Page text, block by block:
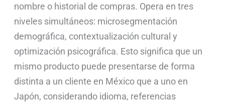
nombre o historial de compras. Opera en tres
niveles simultáneos: microsegmentación
demográfica, contextualización cultural y
optimización psicográfica. Esto significa que un
mismo producto puede presentarse de forma
distinta a un cliente en México que a uno en
Japón, considerando idioma, referencias